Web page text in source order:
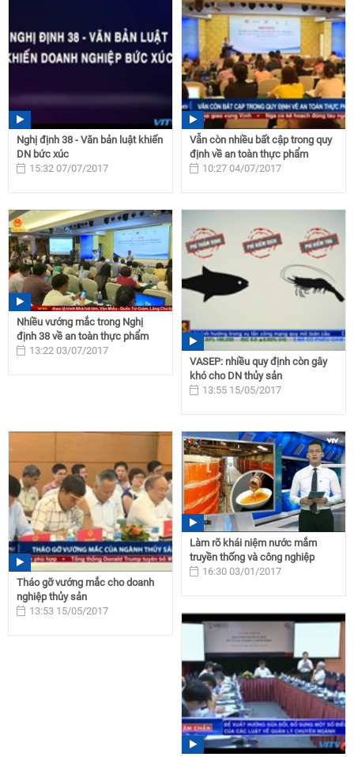
Nghị định 38 - Văn bản luật khiến
DN bức xúc
15:32 07/07/2017
Vẫn còn nhiều bất cập trong quy
định về an toàn thực phẩm
10:27 04/07/2017
Nhiều vướng mắc trong Nghị
định 38 về an toàn thực phẩm
13:22 03/07/2017
VASEP: nhiều quy định còn gây
khó cho DN thủy sản
13:55 15/05/2017
Tháo gỡ vướng mắc cho doanh
nghiệp thủy sản
13:53 15/05/2017
Làm rõ khái niệm nước mắm
truyền thống và công nghiệp
16:30 03/01/2017